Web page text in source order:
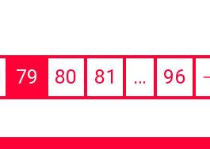
79 80 81 … 96